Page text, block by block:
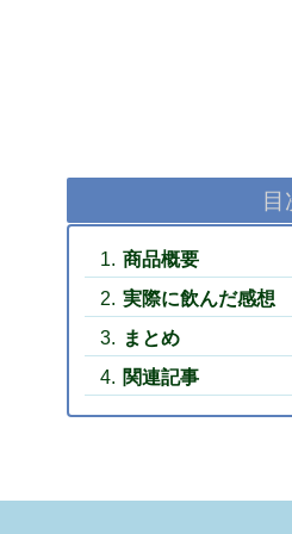
目
商品概要
実際に飲んだ感想
まとめ
関連記事